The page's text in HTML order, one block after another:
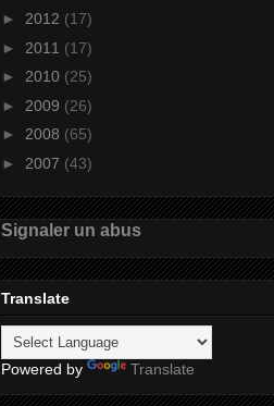
► 2012 (17)
► 2011 (17)
► 2010 (25)
► 2009 (26)
► 2008 (65)
► 2007 (43)
Signaler un abus
Translate
Powered by Translate